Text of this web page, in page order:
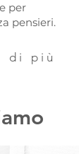
per
pensieri.
di più